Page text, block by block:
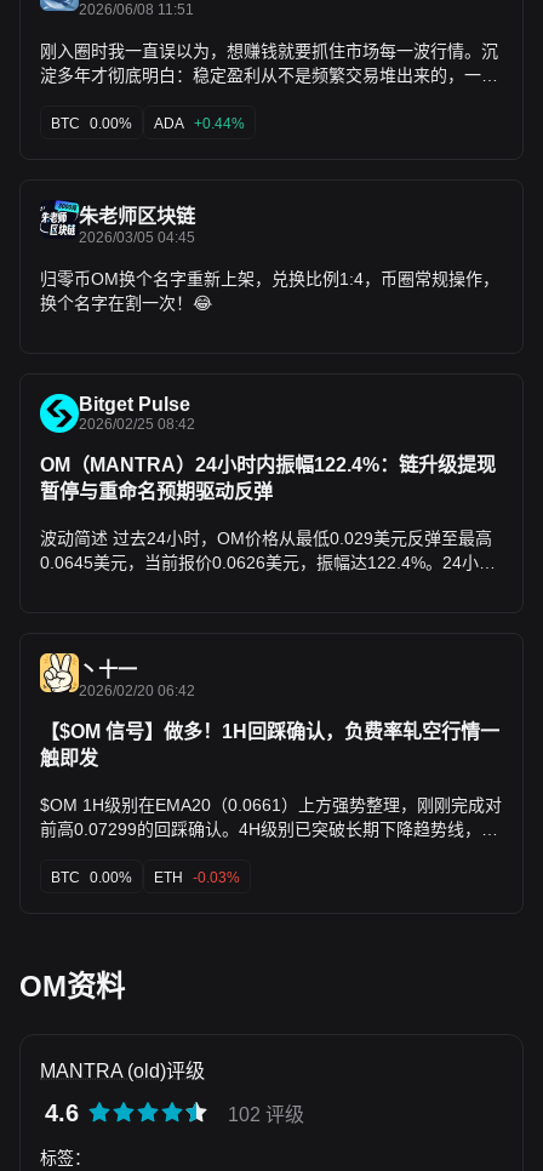
2026/06/08 11:51
刚入圈时我一直误以为，想赚钱就要抓住市场每一波行情。沉
淀多年才彻底明白：稳定盈利从不是频繁交易堆出来的，一年
钱的根源，从来不是缺少机会，而是太想天天赚钱。盘面稍有
规律后，我总结出一套消息面交易心得：利好落地不延续，次
日高开大多是离场机会。很多叙事型币种，比如ADA，都是预
期阶段拉升，消息落地后反而开启调整；而MANTRA这类高热
度标的，热度顶峰往往是波动最剧烈、风险最高的时刻。 因此
每逢重大消息、节假日前夕，我都会提前减仓，甚至直接空仓
观望，等市场方向明朗，再择机进场。 交易节奏我也分得很清
所有大亏、爆仓，都是从一句“再等等”的侥幸开始。 如今我的
交易体系越做越简单，只用15分钟K线搭配基础指标把控节
奏。币圈波动极大，能长久立足的从来不是激进赌徒，而是心
态冷静、守住节奏、懂得取舍的人。 我只做实盘不玩虚的，想
踏实避坑、稳步盈利的朋友，别在币圈独自摸黑。跟上节奏
BTC 0.00% ADA +0.44%
朱老师区块链
2026/03/05 04:45
归零币OM换个名字重新上架，兑换比例1:4，币圈常规操作，
换个名字在割一次！😂
Bitget Pulse
2026/02/25 08:42
OM（MANTRA）24小时内振幅122.4%：链升级提现
暂停与重命名预期驱动反弹
波动简述 过去24小时，OM价格从最低0.029美元反弹至最高
0.0645美元，当前报价0.0626美元，振幅达122.4%。24小时
即将进行OM至MANTRA代币重命名及1:4非稀释式重分，已获
Binance、Bybit、OKX等16+交易所支持，叠加RWA叙事复
当前为重命名前“买入低点”机会，忽略Hyperliquid下架投票
FUD，预测后市或x3-5倍；分析师强调RWA潜力与主网预期，
及链上监测自动生成，仅供信息参考。
丶十一
2026/02/20 06:42
【$OM 信号】做多！1H回踩确认，负费率轧空行情一
触即发
$OM 1H级别在EMA20（0.0661）上方强势整理，刚刚完成对
前高0.07299的回踩确认。4H级别已突破长期下降趋势线，
当前-0.3495%的负资金费率是绝佳的轧空燃料，OI稳定在高
由：跌破1H级别前低及EMA50双重支撑) 🚀目标1：0.0740
(理由：前高阻力位，突破后转为支撑) 🚀目标2：0.0800 (理
全边际) - 执行策略：价格触及0.0740后，减仓50%锁定利
润，并将剩余仓位的止损上移至入场价0.0695。若价格无法站
稳0.0720并回落，考虑提前离场。 深度逻辑：盘口深度显示
卖单在0.0695-0.0700区间堆积，这是主力测试压力的迹象。
BTC 0.00% ETH -0.03%
OM资料
MANTRA (old)评级
4.6 102 评级
标签：